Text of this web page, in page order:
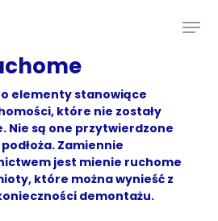
elementy stanowiące
które nie zostały
Nie są one przytwierdzone
Zamiennie
jest mienie ruchome
które można wynieść z
demontażu.